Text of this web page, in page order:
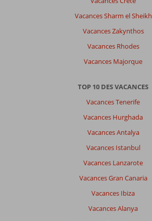
Vacances Sharm el Sheikh
Vacances Zakynthos
Vacances Rhodes
Vacances Majorque
TOP 10 DES VACANCES
Vacances Tenerife
Vacances Hurghada
Vacances Antalya
Vacances Istanbul
Vacances Lanzarote
Vacances Gran Canaria
Vacances Ibiza
Vacances Alanya